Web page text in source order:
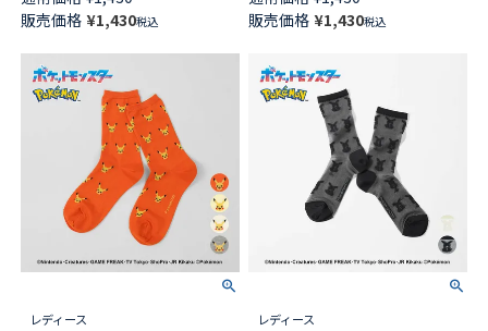
ジュアル ソックス レディース
03307012
販売価格 ¥1,430税込
ックス 03097502
販売価格 ¥1,430税込
レディース
レディース